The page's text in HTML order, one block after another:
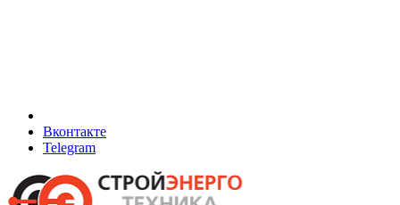
Вконтакте
Telegram